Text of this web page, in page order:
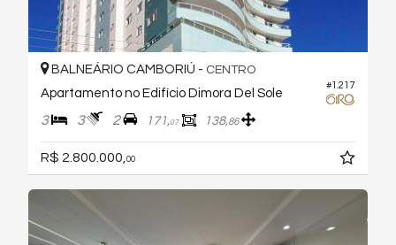
#1.217
BALNEÁRIO CAMBORIÚ - CENTRO
Apartamento no Edifício Dimora Del Sole
3 3 2 171,07 138,86
R$ 2.800.000, 00